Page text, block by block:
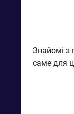
Знайомі з
саме для